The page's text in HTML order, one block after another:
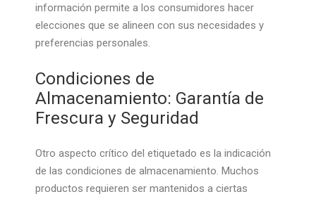
información permite a los consumidores hacer
elecciones que se alineen con sus necesidades y
preferencias personales.
Condiciones de
Almacenamiento: Garantía de
Frescura y Seguridad
Otro aspecto crítico del etiquetado es la indicación
de las condiciones de almacenamiento. Muchos
productos requieren ser mantenidos a ciertas